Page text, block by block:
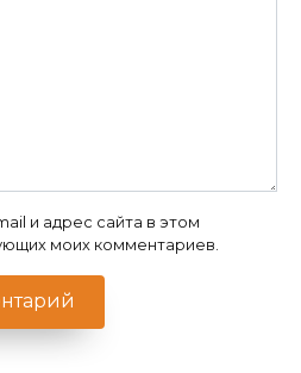
и адрес сайта в этом
моих комментариев.